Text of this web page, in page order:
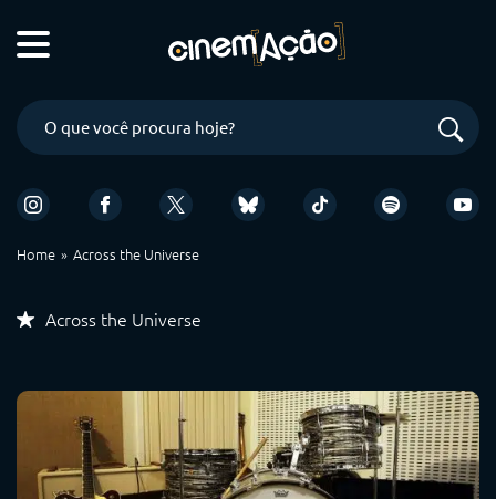
Home Across the Universe
Across the Universe